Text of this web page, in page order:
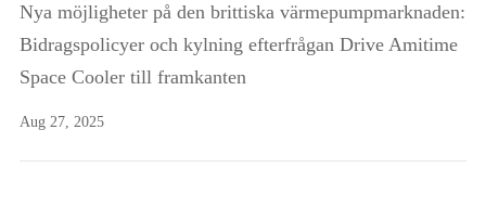
Nya möjligheter på den brittiska värmepumpmarknaden:
Bidragspolicyer och kylning efterfrågan Drive Amitime
Space Cooler till framkanten
Aug 27, 2025